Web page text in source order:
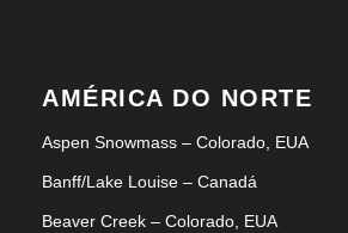
AMÉRICA DO NORTE
Aspen Snowmass – Colorado, EUA
Banff/Lake Louise – Canadá
Beaver Creek – Colorado, EUA